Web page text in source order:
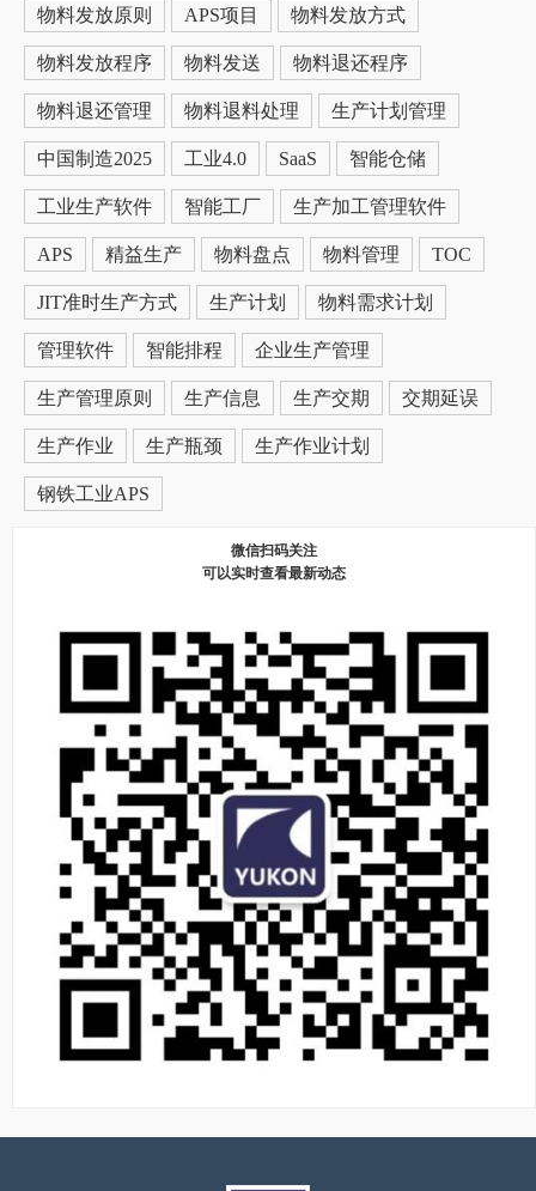
物料发放原则 APS项目 物料发放方式
物料发放程序 物料发送 物料退还程序
物料退还管理 物料退料处理 生产计划管理
中国制造2025 工业4.0 SaaS 智能仓储
工业生产软件 智能工厂 生产加工管理软件
APS 精益生产 物料盘点 物料管理 TOC
JIT准时生产方式 生产计划 物料需求计划
管理软件 智能排程 企业生产管理
生产管理原则 生产信息 生产交期 交期延误
生产作业 生产瓶颈 生产作业计划
钢铁工业APS
微信扫码关注
可以实时查看最新动态